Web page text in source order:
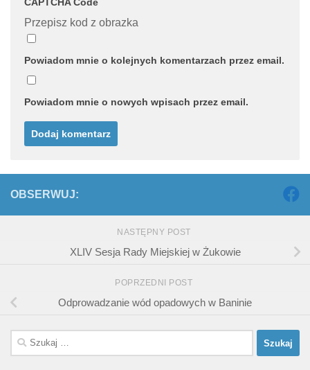
Przepisz kod z obrazka
Powiadom mnie o kolejnych komentarzach przez email.
Powiadom mnie o nowych wpisach przez email.
OBSERWUJ:
NASTĘPNY POST
XLIV Sesja Rady Miejskiej w Żukowie
POPRZEDNI POST
Odprowadzanie wód opadowych w Baninie
Szukaj: